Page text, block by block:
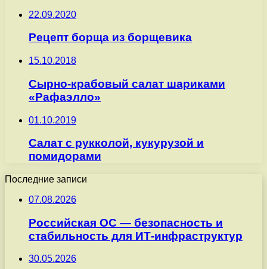
22.09.2020
Рецепт борща из борщевика
15.10.2018
Сырно-крабовый салат шариками
«Рафаэлло»
01.10.2019
Салат с рукколой, кукурузой и
помидорами
Последние записи
07.08.2026
Российская ОС — безопасность и
стабильность для ИТ-инфраструктур
30.05.2026